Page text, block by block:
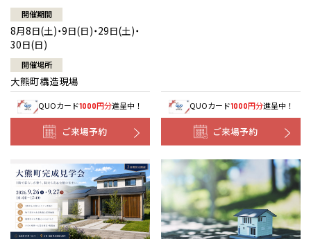
開催期間
8月8日(土)・9日(日)・29日(土)・
30日(日)
開催場所
大熊町構造現場
QUOカード1000円分進呈中！
ご来場予約
QUOカード1000円分進呈中！
ご来場予約